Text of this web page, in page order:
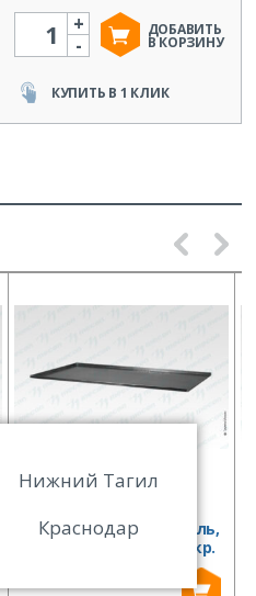
Количество
-
+ ДОБАВИТЬ
В КОРЗИНУ
КУПИТЬ В 1 КЛИК
Противень для
600*400*30, черная сталь,
сплошной, 3 борта, откр.
Нижний Тагил
Краснодар